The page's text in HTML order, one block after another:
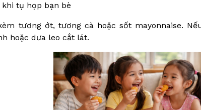
tụ họp bạn bè
tương ớt, tương cà hoặc sốt mayonnaise.
hoặc dưa leo cắt lát.